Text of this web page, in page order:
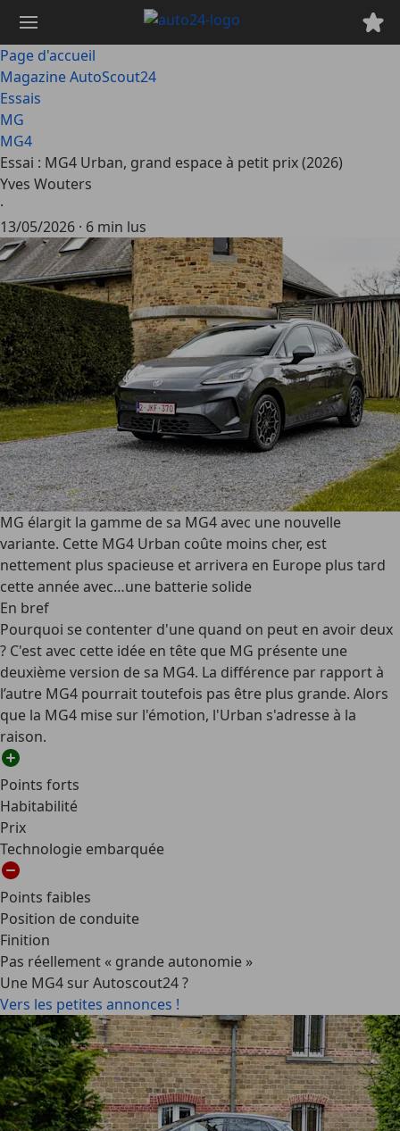
contenu
principal
Page d'accueil
Magazine AutoScout24
Essais
MG
MG4
Essai : MG4 Urban, grand espace à petit prix (2026)
Yves Wouters
·
13/05/2026 · 6 min lus
MG élargit la gamme de sa MG4 avec une nouvelle
variante. Cette MG4 Urban coûte moins cher, est
nettement plus spacieuse et arrivera en Europe plus tard
cette année avec…une batterie solide
En bref
Pourquoi se contenter d'une quand on peut en avoir deux
? C'est avec cette idée en tête que MG présente une
deuxième version de sa MG4. La différence par rapport à
l’autre MG4 pourrait toutefois pas être plus grande. Alors
que la MG4 mise sur l'émotion, l'Urban s'adresse à la
raison.
Points forts
Habitabilité
Prix
Technologie embarquée
Points faibles
Position de conduite
Finition
Pas réellement « grande autonomie »
Une MG4 sur Autoscout24 ?
Vers les petites annonces !